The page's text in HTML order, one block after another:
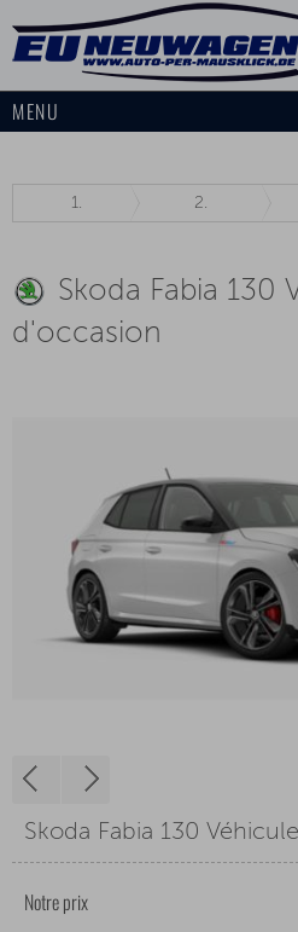
MENU
1. 2.
Skoda Fabia 130
d'occasion
Skoda Fabia 130
Notre prix